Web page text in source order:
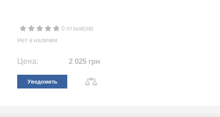
0 отзыв(ов)
Нет в наличии
Цена: 2 025 грн
Уведомить